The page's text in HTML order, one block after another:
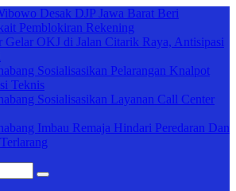
Desak DJP Jawa Barat Beri
Pemblokiran Rekening
Gelar OKJ di Jalan Citarik Raya, Antisipasi
Sosialisasikan Pelarangan Knalpot
Teknis
Sosialisasikan Layanan Call Center
Imbau Remaja Hindari Peredaran Dan